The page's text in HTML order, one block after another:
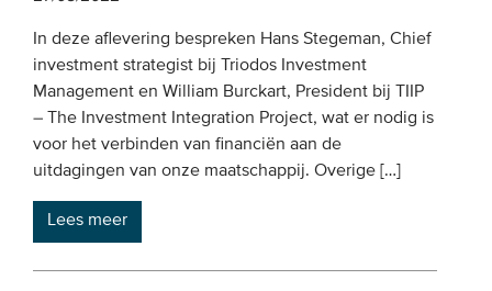
In deze aflevering bespreken Hans Stegeman, Chief
investment strategist bij Triodos Investment
Management en William Burckart, President bij TIIP
– The Investment Integration Project, wat er nodig is
voor het verbinden van financiën aan de
uitdagingen van onze maatschappij. Overige […]
Lees meer